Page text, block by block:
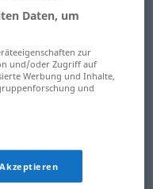
Daten, um
zur
und/oder Zugriff auf
Werbung und Inhalte,
und
Akzeptieren